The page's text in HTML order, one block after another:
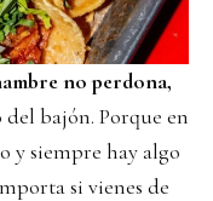
no perdona,
bajón. Porque en
y siempre hay algo
si vienes de